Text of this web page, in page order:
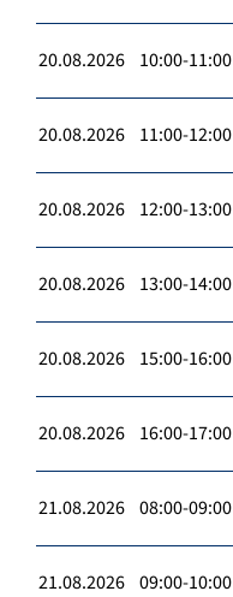
20.08.2026 10:00-11:00
20.08.2026 11:00-12:00
20.08.2026 12:00-13:00
20.08.2026 13:00-14:00
20.08.2026 15:00-16:00
20.08.2026 16:00-17:00
21.08.2026 08:00-09:00
21.08.2026 09:00-10:00